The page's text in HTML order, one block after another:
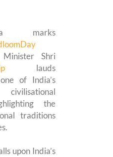
marks
Shri
lauds
of India’s
the
traditions
upon India’s